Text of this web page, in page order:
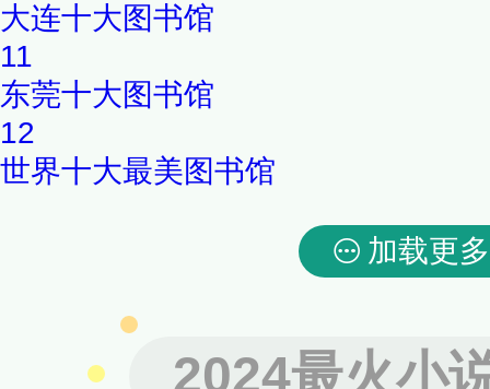
大连十大图书馆
11
东莞十大图书馆
12
世界十大最美图书馆
加载更多
2024最火小